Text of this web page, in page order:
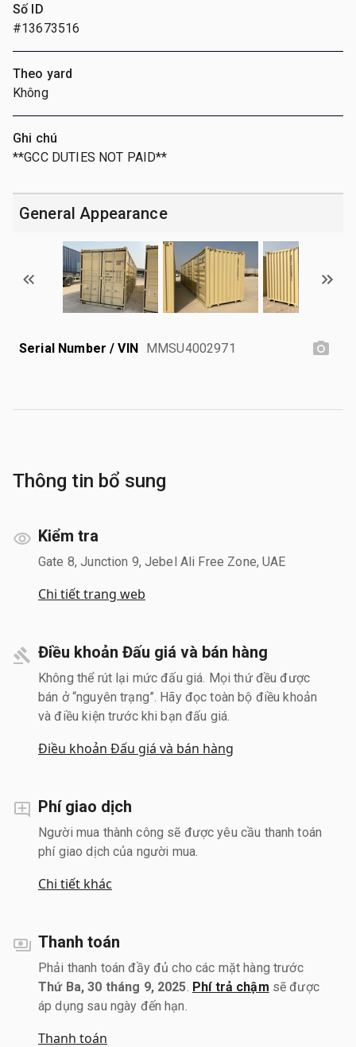
Số ID
#13673516
Theo yard
Không
Ghi chú
**GCC DUTIES NOT PAID**
General Appearance
Serial Number / VIN MMSU4002971
Thông tin bổ sung
Kiểm tra
Gate 8, Junction 9, Jebel Ali Free Zone, UAE
Chi tiết trang web
Điều khoản Đấu giá và bán hàng
Không thể rút lại mức đấu giá. Mọi thứ đều được
bán ở “nguyên trạng”. Hãy đọc toàn bộ điều khoản
và điều kiện trước khi bạn đấu giá.
Điều khoản Đấu giá và bán hàng
Phí giao dịch
Người mua thành công sẽ được yêu cầu thanh toán
phí giao dịch của người mua.
Chi tiết khác
Thanh toán
Phải thanh toán đầy đủ cho các mặt hàng trước
Thứ Ba, 30 tháng 9, 2025 Phí trả chậm sẽ được
áp dụng sau ngày đến hạn.
Thanh toán